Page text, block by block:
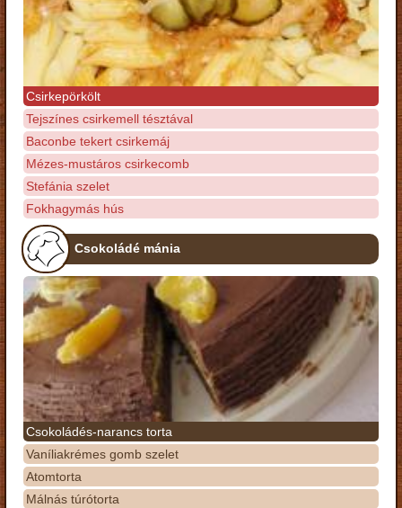
Csirkepörkölt
Tejszínes csirkemell tésztával
Baconbe tekert csirkemáj
Mézes-mustáros csirkecomb
Stefánia szelet
Fokhagymás hús
Csokoládé mánia
Csokoládés-narancs torta
Vaníliakrémes gomb szelet
Atomtorta
Málnás túrótorta